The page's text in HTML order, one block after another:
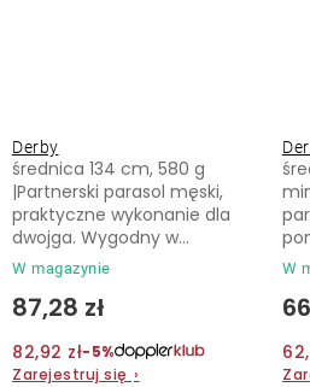
Derby
W magazynie
87,28 zł
82,92 zł−5%
Zarejestruj się ›
średnica 134 cm, 580 g
|Partnerski parasol męski,
praktyczne wykonanie dla
dwojga. Wygodny w...
W